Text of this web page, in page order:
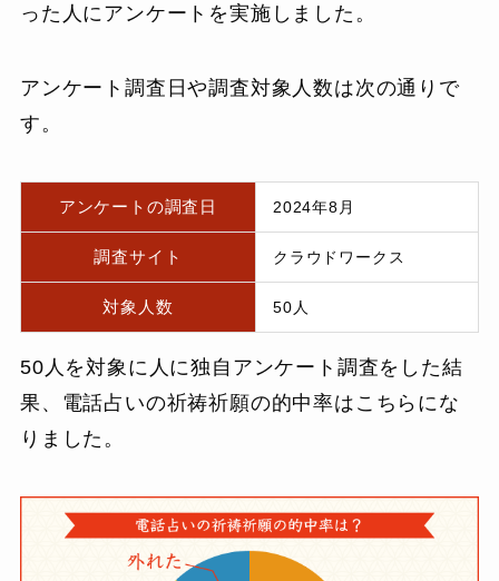
った人にアンケートを実施しました。
アンケート調査日や調査対象人数は次の通りで
す。
アンケートの調査日 2024年8月
調査サイト クラウドワークス
対象人数 50人
50人を対象に人に独自アンケート調査をした結
果、電話占いの祈祷祈願の的中率はこちらにな
りました。